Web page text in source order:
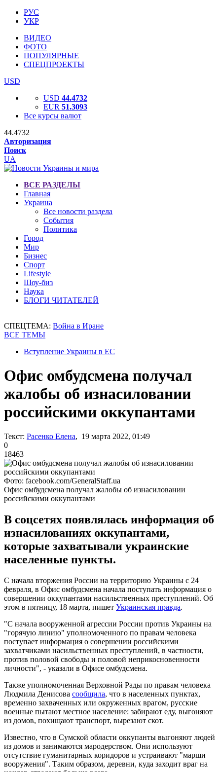
РУС
УКР
ВИДЕО
ФОТО
ПОПУЛЯРНЫЕ
СПЕЦПРОЕКТЫ
USD
USD 44.4732
EUR 51.3093
Все курсы валют
44.4732
Авторизация
Поиск
UA
ВСЕ РАЗДЕЛЫ
Главная
Украина
Все новости раздела
События
Политика
Город
Мир
Бизнес
Спорт
Lifestyle
Шоу-биз
Наука
БЛОГИ ЧИТАТЕЛЕЙ
СПЕЦТЕМА: Война в Иране
ВСЕ ТЕМЫ
Вступление Украины в ЕС
Офис омбудсмена получал
жалобы об изнасиловании
российскими оккупантами
Текст: Расенко Елена, 19 марта 2022, 01:49
0
18463
Фото: facebook.com/GeneralStaff.ua
Офис омбудсмена получал жалобы об изнасиловании
российскими оккупантами
В соцсетях появлялась информация об
изнасилованиях оккупантами,
которые захватывали украинские
населенные пункты.
С начала вторжения России на территорию Украины с 24
февраля, в Офис омбудсмена начала поступать информация о
совершении оккупантами насильственных преступлений. Об
этом в пятницу, 18 марта, пишет Украинская правда.
"С начала вооруженной агрессии России против Украины на
"горячую линию" уполномоченного по правам человека
поступает информация о совершении российскими
захватчиками насильственных преступлений, в частности,
против половой свободы и половой неприкосновенности
личности", - указали в Офисе омбудсмена.
Также уполномоченная Верховной Рады по правам человека
Людмила Денисова сообщила, что в населенных пунктах,
временно захваченных или окруженных врагом, русские
военные пытают местное население: забирают еду, выгоняют
из домов, похищают транспорт, вырезают скот.
Известно, что в Сумской области оккупанты выгоняют людей
из домов и занимаются мародерством. Они используют
отсутствие гуманитарных коридоров и устраивают "марши
вооружения". Таким образом, деревни, куда заходит враг на